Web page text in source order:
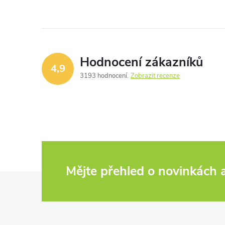
4,9 Hodnocení zákazníků
3193 hodnocení Zobrazit recenze
Mějte přehled o novinkách